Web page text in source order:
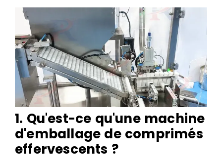
1. Qu'est-ce qu'une machine
d'emballage de comprimés
effervescents ?